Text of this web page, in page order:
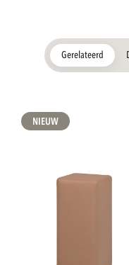
Gerelateerd
NIEUW